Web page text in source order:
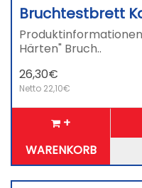
Bruchtestbrett
Härten" Bruch..
26,30€
Netto 22,10€
+
WARENKORB